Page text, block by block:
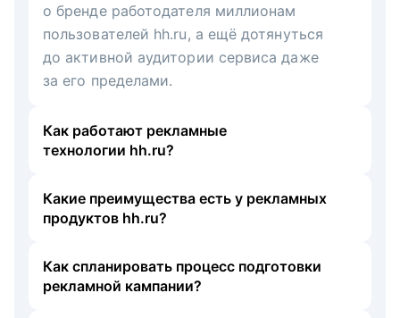
о бренде работодателя миллионам
пользователей hh.ru, а ещё дотянуться
до активной аудитории сервиса даже
за его пределами.
Как работают рекламные
технологии hh.ru?
Какие преимущества есть у рекламных
продуктов hh.ru?
Как спланировать процесс подготовки
рекламной кампании?